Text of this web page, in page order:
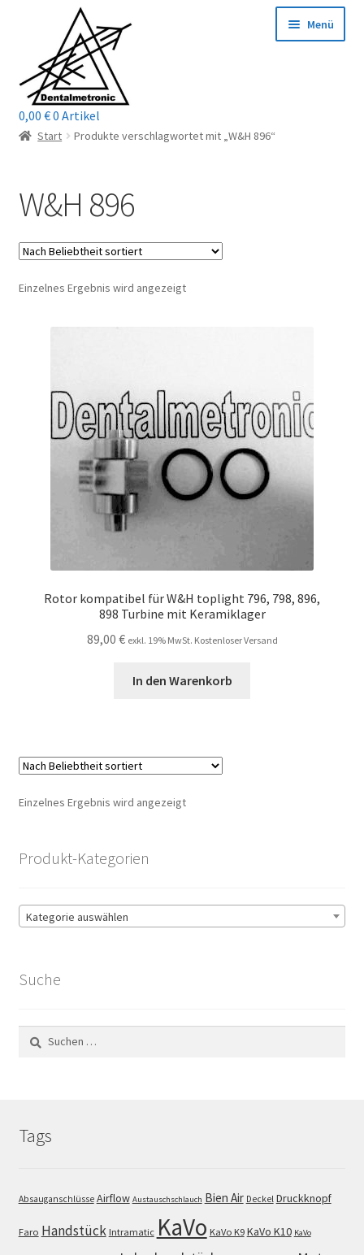
Navigation
springen
springen
Menü
Home
Mein Konto / Login
Kontakt
Reparaturservice
Warenkorb
Stellenangebote
0,00 €0 Artikel
Start Produkte verschlagwortet mit „W&H 896“
W&H 896
Einzelnes Ergebnis wird angezeigt
Rotor kompatibel für W&H toplight 796, 798, 896,
898 Turbine mit Keramiklager
89,00 € exkl. 19% MwSt. Kostenloser Versand
In den Warenkorb
Einzelnes Ergebnis wird angezeigt
Produkt-Kategorien
Kategorie auswählen
Suche
nach:
Tags
Absauganschlüsse Airflow Austauschschlauch Bien Air Deckel Druckknopf
Faro Handstück Intramatic KaVo KaVo K9 KaVo K10 KaVo